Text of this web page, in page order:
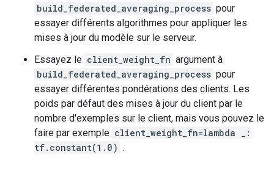
build_federated_averaging_process pour
essayer différents algorithmes pour appliquer les
mises à jour du modèle sur le serveur.
Essayez le client_weight_fn argument à
build_federated_averaging_process pour
essayer différentes pondérations des clients. Les
poids par défaut des mises à jour du client par le
nombre d'exemples sur le client, mais vous pouvez le
faire par exemple client_weight_fn=lambda _:
tf.constant(1.0) .